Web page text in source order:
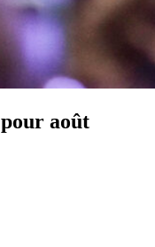
août